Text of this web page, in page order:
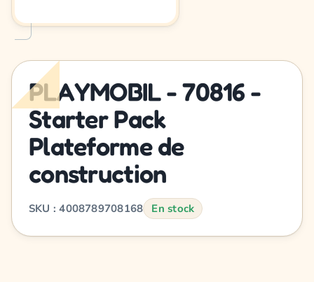
PLAYMOBIL - 70816 -
Starter Pack
Plateforme de
construction
SKU : 4008789708168 En stock